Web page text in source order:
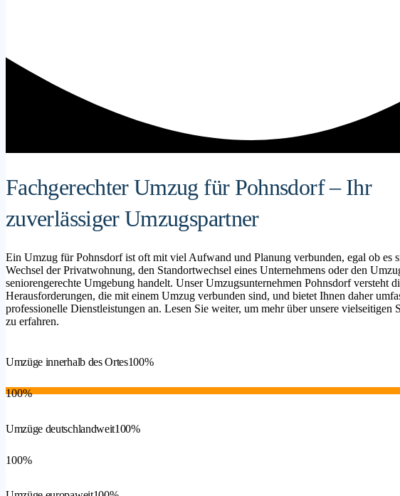
Fachgerechter Umzug für Pohnsdorf – Ihr
zuverlässiger Umzugspartner
Ein Umzug für Pohnsdorf ist oft mit viel Aufwand und Planung verbunden, egal ob es
Wechsel der Privatwohnung, den Standortwechsel eines Unternehmens oder den
seniorengerechte Umgebung handelt. Unser Umzugsunternehmen Pohnsdorf versteht
Herausforderungen, die mit einem Umzug verbunden sind, und bietet Ihnen daher
professionelle Dienstleistungen an. Lesen Sie weiter, um mehr über unsere vielseitigen
zu erfahren.
Umzüge innerhalb des Ortes100%
100%
Umzüge deutschlandweit100%
100%